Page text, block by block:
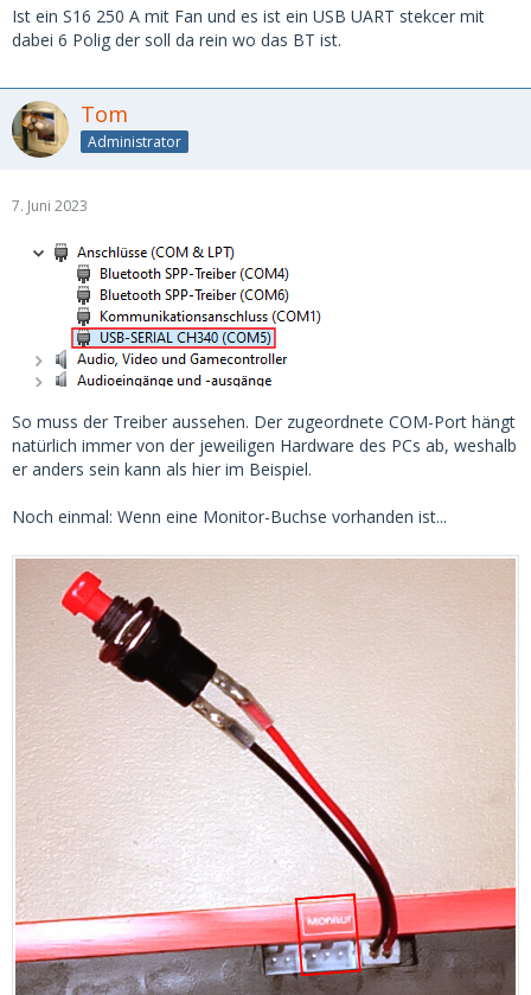
Ist ein S16 250 A mit Fan und es ist ein USB UART stekcer mit
dabei 6 Polig der soll da rein wo das BT ist.
Tom
Administrator
7. Juni 2023
So muss der Treiber aussehen. Der zugeordnete COM-Port hängt
natürlich immer von der jeweiligen Hardware des PCs ab, weshalb
er anders sein kann als hier im Beispiel.
Noch einmal: Wenn eine Monitor-Buchse vorhanden ist...